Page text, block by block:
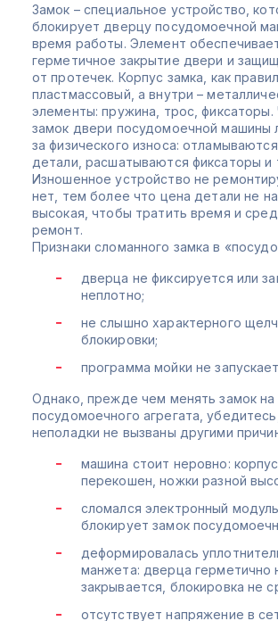
Замок – специальное устройство,
блокирует дверцу посудомоечной
время работы. Элемент
герметичное закрытие двери и
от протечек. Корпус замка, как
пластмассовый, а внутри –
элементы: пружина, трос, фиксаторы.
замок двери посудомоечной машины
за физического износа:
детали, расшатываются фиксаторы и
Изношенное устройство не
нет, тем более что цена детали не
высокая, чтобы тратить время и
ремонт.
Признаки сломанного замка в
дверца не фиксируется или
неплотно;
не слышно характерного
блокировки;
программа мойки не
Однако, прежде чем менять замок на
посудомоечного агрегата,
неполадки не вызваны другими
машина стоит неровно:
перекошен, ножки разной
сломался электронный
блокирует замок
деформировалась
манжета: дверца герметично
закрывается, блокировка не
отсутствует напряжение в